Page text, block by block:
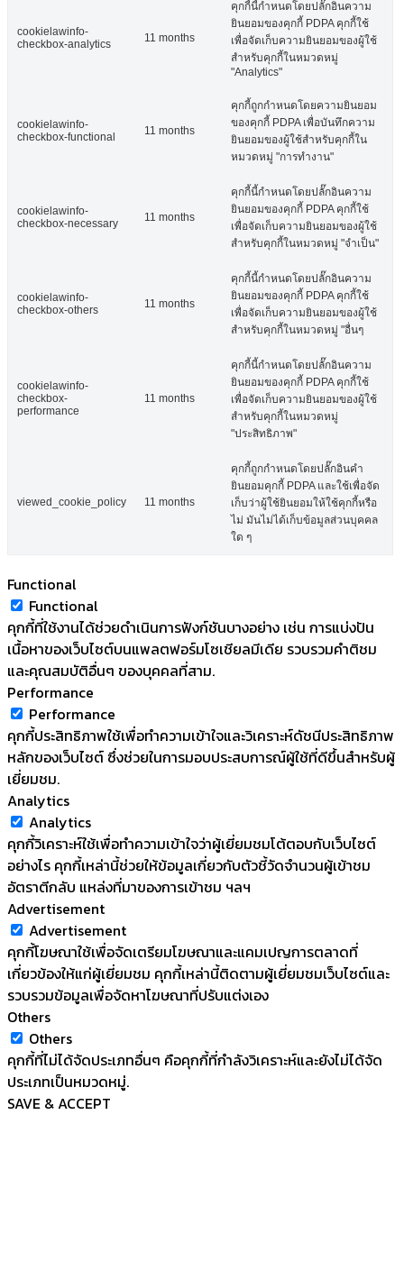
cookielawinfo-
checkbox-analytics
11 months
คุกกี้นี้กำหนดโดยปลั๊กอินความ
ยินยอมของคุกกี้ PDPA คุกกี้ใช้
เพื่อจัดเก็บความยินยอมของผู้ใช้
สำหรับคุกกี้ในหมวดหมู่
"Analytics"
cookielawinfo-
checkbox-functional
11 months
คุกกี้ถูกกำหนดโดยความยินยอม
ของคุกกี้ PDPA เพื่อบันทึกความ
ยินยอมของผู้ใช้สำหรับคุกกี้ใน
หมวดหมู่ "การทำงาน"
cookielawinfo-
checkbox-necessary
11 months
คุกกี้นี้กำหนดโดยปลั๊กอินความ
ยินยอมของคุกกี้ PDPA คุกกี้ใช้
เพื่อจัดเก็บความยินยอมของผู้ใช้
สำหรับคุกกี้ในหมวดหมู่ "จำเป็น"
cookielawinfo-
checkbox-others
11 months
คุกกี้นี้กำหนดโดยปลั๊กอินความ
ยินยอมของคุกกี้ PDPA คุกกี้ใช้
เพื่อจัดเก็บความยินยอมของผู้ใช้
สำหรับคุกกี้ในหมวดหมู่ "อื่นๆ
cookielawinfo-
checkbox-
performance
11 months
คุกกี้นี้กำหนดโดยปลั๊กอินความ
ยินยอมของคุกกี้ PDPA คุกกี้ใช้
เพื่อจัดเก็บความยินยอมของผู้ใช้
สำหรับคุกกี้ในหมวดหมู่
"ประสิทธิภาพ"
viewed_cookie_policy 11 months
คุกกี้ถูกกำหนดโดยปลั๊กอินคำ
ยินยอมคุกกี้ PDPA และใช้เพื่อจัด
เก็บว่าผู้ใช้ยินยอมให้ใช้คุกกี้หรือ
ไม่ มันไม่ได้เก็บข้อมูลส่วนบุคคล
ใด ๆ
Functional
Functional
คุกกี้ที่ใช้งานได้ช่วยดำเนินการฟังก์ชันบางอย่าง เช่น การแบ่งปัน
เนื้อหาของเว็บไซต์บนแพลตฟอร์มโซเชียลมีเดีย รวบรวมคำติชม
และคุณสมบัติอื่นๆ ของบุคคลที่สาม.
Performance
Performance
คุกกี้ประสิทธิภาพใช้เพื่อทำความเข้าใจและวิเคราะห์ดัชนีประสิทธิภาพ
หลักของเว็บไซต์ ซึ่งช่วยในการมอบประสบการณ์ผู้ใช้ที่ดีขึ้นสำหรับผู้
เยี่ยมชม.
Analytics
Analytics
คุกกี้วิเคราะห์ใช้เพื่อทำความเข้าใจว่าผู้เยี่ยมชมโต้ตอบกับเว็บไซต์
อย่างไร คุกกี้เหล่านี้ช่วยให้ข้อมูลเกี่ยวกับตัวชี้วัดจำนวนผู้เข้าชม
อัตราตีกลับ แหล่งที่มาของการเข้าชม ฯลฯ
Advertisement
Advertisement
คุกกี้โฆษณาใช้เพื่อจัดเตรียมโฆษณาและแคมเปญการตลาดที่
เกี่ยวข้องให้แก่ผู้เยี่ยมชม คุกกี้เหล่านี้ติดตามผู้เยี่ยมชมเว็บไซต์และ
รวบรวมข้อมูลเพื่อจัดหาโฆษณาที่ปรับแต่งเอง
Others
Others
คุกกี้ที่ไม่ได้จัดประเภทอื่นๆ คือคุกกี้ที่กำลังวิเคราะห์และยังไม่ได้จัด
ประเภทเป็นหมวดหมู่.
SAVE & ACCEPT